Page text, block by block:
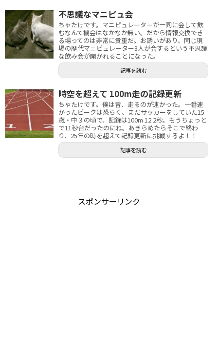
不思議なマニピュ会
ちゃたけです。マニピュレーターが一同に会して飲
むなんて機会はなかなか無い。だから情報交換でき
る場ってのは非常に貴重だ。お誘いがあり、同じ現
場の歴代マニピュレーター3人が会するという不思議
な飲み会が開かれることになった。
記事を読む
時空を超えて 100m走の記録更新
ちゃたけです。僕は昔、走るのが速かった。一番速
かったピークは恐らく、まだサッカーをしていた15
歳・中３の頃で、記録は100m 12.2秒。もうちょっと
で11秒台だったのにね。あきらめたらそこで終わ
り、25年の時を超えて記録更新に挑戦するよ！！
記事を読む
スポンサーリンク